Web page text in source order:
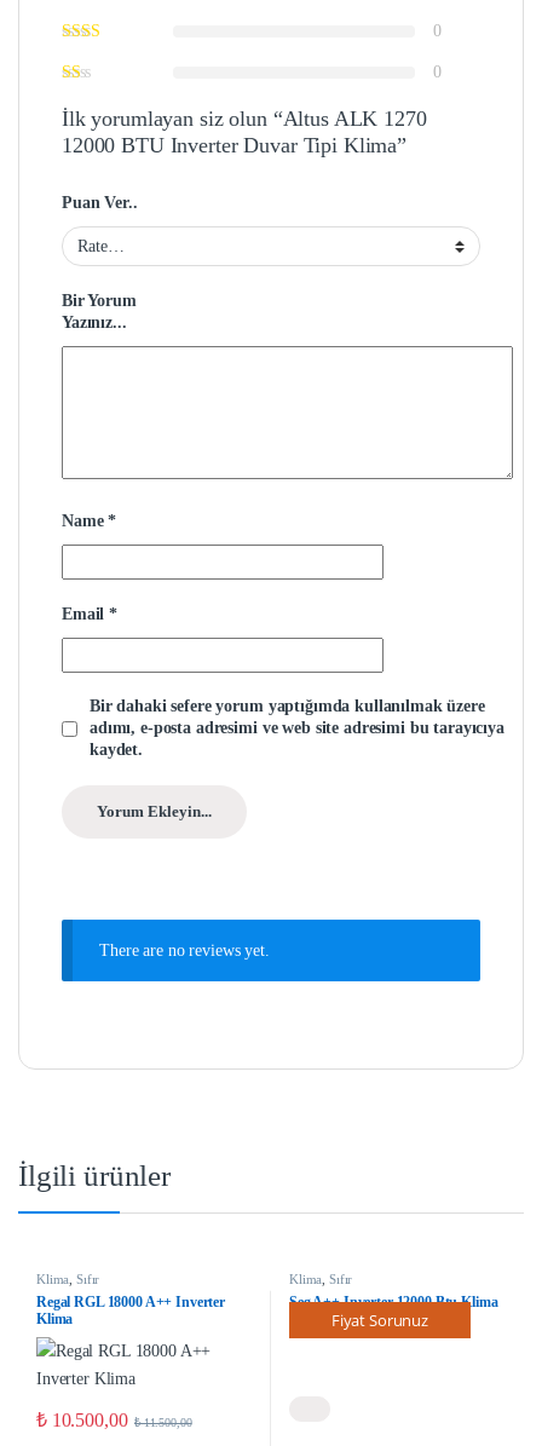
0
0
İlk yorumlayan siz olun “Altus ALK 1270
12000 BTU Inverter Duvar Tipi Klima”
Puan Ver..
Bir Yorum
Yazınız...
Name*
Email*
Bir dahaki sefere yorum yaptığımda kullanılmak üzere
adımı, e-posta adresimi ve web site adresimi bu tarayıcıya
kaydet.
There are no reviews yet.
İlgili ürünler
Klima ,Sıfır
Regal RGL 18000 A++ Inverter
Klima
₺10.500,00 ₺11.500,00
Klima ,Sıfır
Seg A++ Inverter 12000 Btu Klima
Fiyat Sorunuz